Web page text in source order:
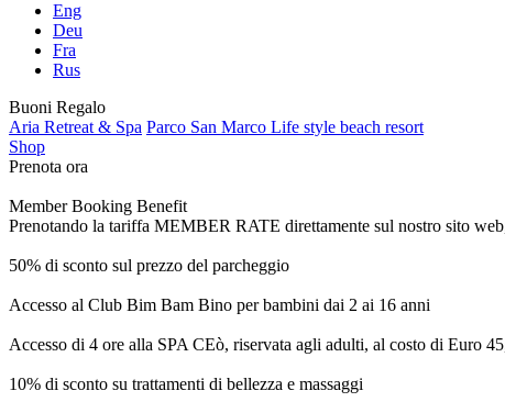
Eng
Deu
Fra
Rus
Buoni Regalo
Aria Retreat & Spa Parco San Marco Life style beach resort
Shop
Prenota ora
Member Booking Benefit
Prenotando la tariffa MEMBER RATE direttamente sul nostro sito
50% di sconto sul prezzo del parcheggio
Accesso al Club Bim Bam Bino per bambini dai 2 ai 16 anni
Accesso di 4 ore alla SPA CEò, riservata agli adulti, al costo di Euro
10% di sconto su trattamenti di bellezza e massaggi